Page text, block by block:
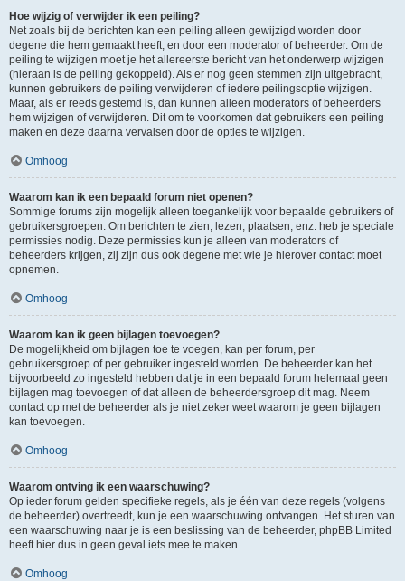
Hoe wijzig of verwijder ik een peiling?
Net zoals bij de berichten kan een peiling alleen gewijzigd worden door
degene die hem gemaakt heeft, en door een moderator of beheerder. Om de
peiling te wijzigen moet je het allereerste bericht van het onderwerp wijzigen
(hieraan is de peiling gekoppeld). Als er nog geen stemmen zijn uitgebracht,
kunnen gebruikers de peiling verwijderen of iedere peilingsoptie wijzigen.
Maar, als er reeds gestemd is, dan kunnen alleen moderators of beheerders
hem wijzigen of verwijderen. Dit om te voorkomen dat gebruikers een peiling
maken en deze daarna vervalsen door de opties te wijzigen.
Omhoog
Waarom kan ik een bepaald forum niet openen?
Sommige forums zijn mogelijk alleen toegankelijk voor bepaalde gebruikers of
gebruikersgroepen. Om berichten te zien, lezen, plaatsen, enz. heb je speciale
permissies nodig. Deze permissies kun je alleen van moderators of
beheerders krijgen, zij zijn dus ook degene met wie je hierover contact moet
opnemen.
Omhoog
Waarom kan ik geen bijlagen toevoegen?
De mogelijkheid om bijlagen toe te voegen, kan per forum, per
gebruikersgroep of per gebruiker ingesteld worden. De beheerder kan het
bijvoorbeeld zo ingesteld hebben dat je in een bepaald forum helemaal geen
bijlagen mag toevoegen of dat alleen de beheerdersgroep dit mag. Neem
contact op met de beheerder als je niet zeker weet waarom je geen bijlagen
kan toevoegen.
Omhoog
Waarom ontving ik een waarschuwing?
Op ieder forum gelden specifieke regels, als je één van deze regels (volgens
de beheerder) overtreedt, kun je een waarschuwing ontvangen. Het sturen van
een waarschuwing naar je is een beslissing van de beheerder, phpBB Limited
heeft hier dus in geen geval iets mee te maken.
Omhoog